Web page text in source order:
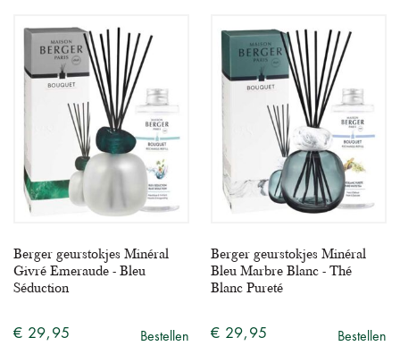
Berger geurstokjes Minéral
Givré Emeraude - Bleu
Séduction
€ 29,95 Bestellen
Berger geurstokjes Minéral
Bleu Marbre Blanc - Thé
Blanc Pureté
€ 29,95 Bestellen